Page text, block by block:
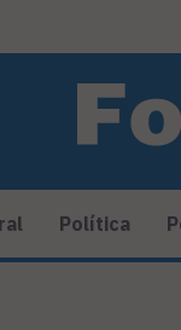
Política